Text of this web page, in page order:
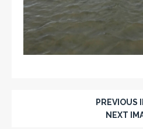
PREVIOUS
NEXT